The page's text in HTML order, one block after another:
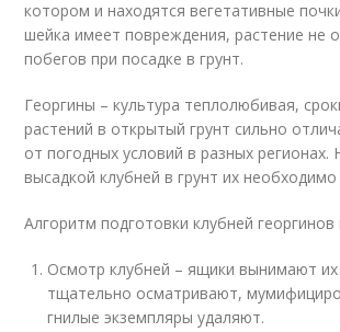
котором и находятся вегетативные
шейка имеет повреждения, растение не
побегов при посадке в грунт.
Георгины – культура теплолюбивая,
растений в открытый грунт сильно
от погодных условий в разных регионах.
высадкой клубней в грунт их
Алгоритм подготовки клубней георгинов
Осмотр клубней – ящики вынимают
тщательно осматривают,
гнилые экземпляры удаляют.